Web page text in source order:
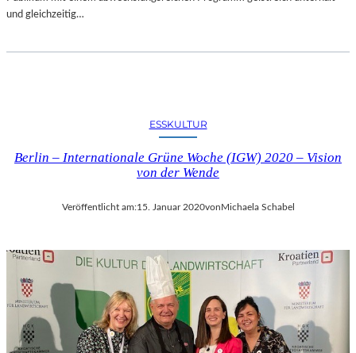
und gleichzeitig…
ESSKULTUR
Berlin – Internationale Grüne Woche (IGW) 2020 – Vision
von der Wende
Veröffentlicht am:15. Januar 2020vonMichaela Schabel